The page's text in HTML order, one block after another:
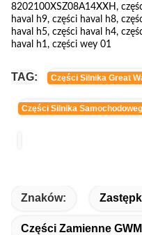
8202100XSZ08A14XXH,
haval h9, części haval h8,
haval h5, części haval h4,
haval h1, części wey 01
TAG: Części Silnika Great
Części Silnika
Znaków:
Części Zamienne GWM